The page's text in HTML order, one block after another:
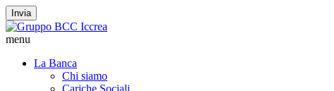
Invia
menu
La Banca
Chi siamo
Cariche Sociali